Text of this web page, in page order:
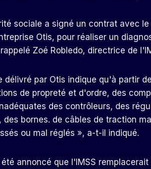
sociale a signé un contrat avec
Otis, pour réaliser un
Zoé Robledo, directrice de
délivré par Otis indique qu'à partir
de propreté et d'ordre, des
des contrôleurs, des
des bornes. de câbles de traction
ou mal réglés », a-t-il indiqué.
annoncé que l'IMSS